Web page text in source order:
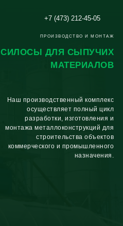
Наш производственный комплекс
осуществляет полный цикл
разработки, изготовления и
монтажа металлоконструкций для
строительства объектов
коммерческого и промышленного
назначения.
СИЛОСЫ ДЛЯ СЫПУЧИХ
МАТЕРИАЛОВ
+7 (473) 212-45-05
ПРОИЗВОДСТВО И МОНТАЖ